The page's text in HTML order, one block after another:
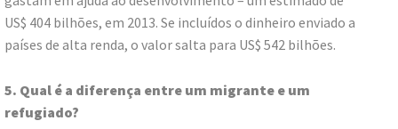
US$ 404 bilhões, em 2013. Se incluídos o dinheiro enviado a
países de alta renda, o valor salta para US$ 542 bilhões.
5. Qual é a diferença entre um migrante e um
refugiado?